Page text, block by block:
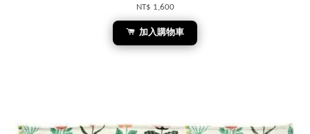
NT$ 1,600
加入購物車